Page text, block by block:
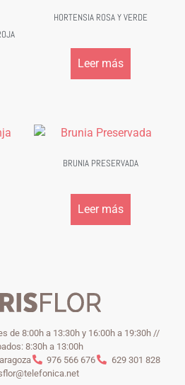
HORTENSIA ROSA Y VERDE
Leer más
BRUNIA PRESERVADA
Leer más
de 8:00h a 13:30h y 16:00h a 19:30h //
8:30h a 13:00h
976 566 676
629 301 828